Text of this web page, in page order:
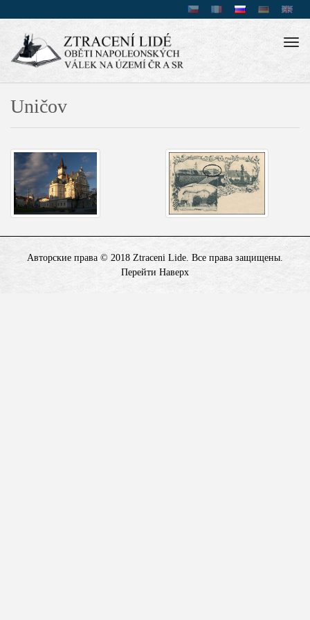
Uničov
Авторские права © 2018 Ztraceni Lide. Bсе права защищены.
Перейти Наверх